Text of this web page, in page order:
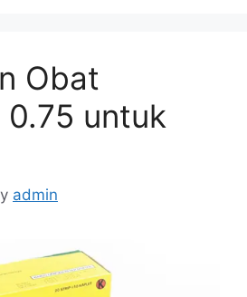
Obat
0.75 untuk
admin